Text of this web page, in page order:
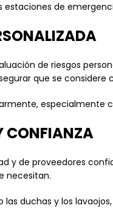
estaciones de
de riesgos
que se
CONFIANZA
y de proveedores
necesitan.
las duchas y los